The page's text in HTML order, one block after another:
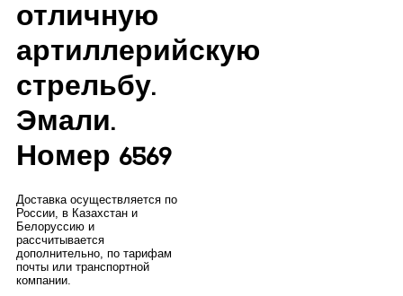
отличную
артиллерийскую
стрельбу.
Эмали.
Номер 6569
Доставка осуществляется по
России, в Казахстан и
Белоруссию и
рассчитывается
дополнительно, по тарифам
почты или транспортной
компании.